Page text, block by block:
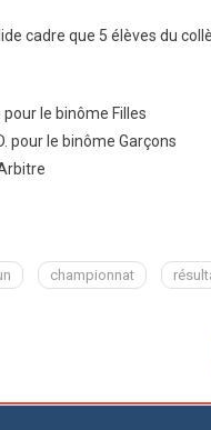
cadre que 5 élèves du
pour le binôme Filles
pour le binôme Garçons
championnat